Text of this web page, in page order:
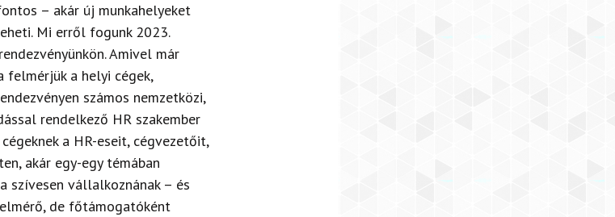
– akár új munkahelyeket
Mi erről fogunk 2023.
Amivel már
felmérjük a helyi cégek,
számos nemzetközi,
rendelkező HR szakember
a HR-eseit, cégvezetőit,
akár egy-egy témában
szívesen vállalkoznának – és
de főtámogatóként